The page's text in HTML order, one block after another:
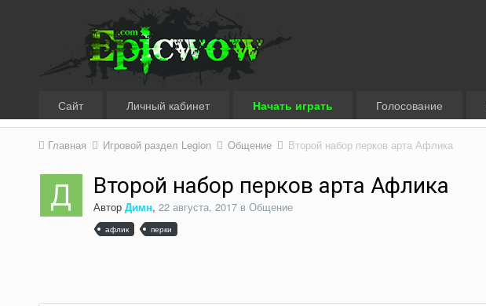
Сайт Личный кабинет Начать играть Голосование
Главная Игровой раздел Legion Общение Второй набор перков арта Афлика
Второй набор перков арта Афлика
Автор Димн, 22 августа, 2017в Общение
афлик перки